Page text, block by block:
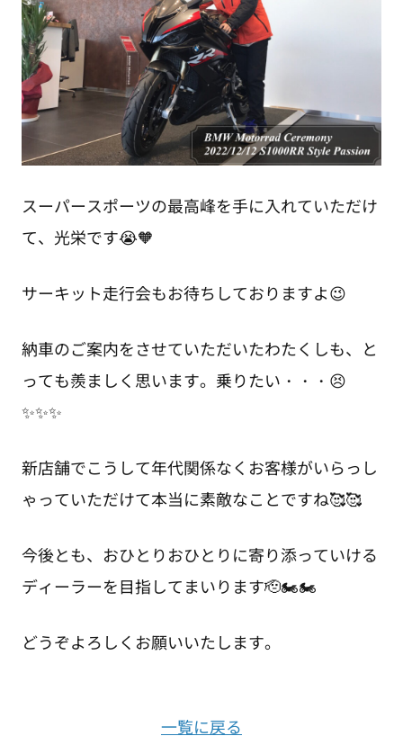
スーパースポーツの最高峰を手に入れていただけ
て、光栄です😭🧡
サーキット走行会もお待ちしておりますよ😉
納車のご案内をさせていただいたわたくしも、と
っても羨ましく思います。乗りたい・・・😣
✨✨✨
新店舗でこうして年代関係なくお客様がいらっし
ゃっていただけて本当に素敵なことですね🥰🥰
今後とも、おひとりおひとりに寄り添っていける
ディーラーを目指してまいります🫡🏍️🏍️
どうぞよろしくお願いいたします。
一覧に戻る